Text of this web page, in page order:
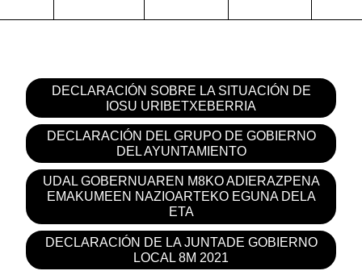
DECLARACIÓN SOBRE LA SITUACIÓN DE
IOSU URIBETXEBERRIA
DECLARACIÓN DEL GRUPO DE GOBIERNO
DEL AYUNTAMIENTO
UDAL GOBERNUAREN M8KO ADIERAZPENA
EMAKUMEEN NAZIOARTEKO EGUNA DELA
ETA
DECLARACIÓN DE LA JUNTADE GOBIERNO
LOCAL 8M 2021